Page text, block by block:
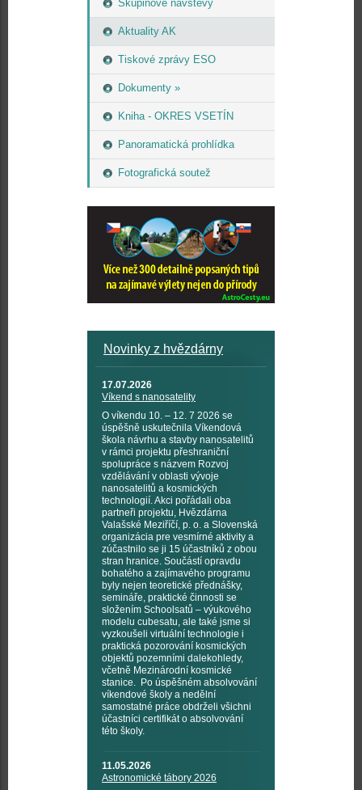
Skupinové návštěvy
Aktuality AK
Tiskové zprávy ESO
Dokumenty »
Kniha - OKRES VSETÍN
Panoramatická prohlídka
Fotografická soutež
Novinky z hvězdárny
17.07.2026
Víkend s nanosatelity
O víkendu 10. – 12. 7 2026 se
úspěšně uskutečnila Víkendová
škola návrhu a stavby nanosatelitů
v rámci projektu přeshraniční
spolupráce s názvem Rozvoj
vzdělávání v oblasti vývoje
nanosatelitů a kosmických
technologií. Akci pořádali oba
partneři projektu, Hvězdárna
Valašské Meziříčí, p. o. a Slovenská
organizácia pre vesmírné aktivity a
zúčastnilo se ji 15 účastníků z obou
stran hranice. Součástí opravdu
bohatého a zajímavého programu
byly nejen teoretické přednášky,
semináře, praktické činnosti se
složením Schoolsatů – výukového
modelu cubesatu, ale také jsme si
vyzkoušeli virtuální technologie i
praktická pozorování kosmických
objektů pozemními dalekohledy,
včetně Mezinárodní kosmické
stanice. Po úspěšném absolvování
víkendové školy a nedělní
samostatné práce obdrželi všichni
účastníci certifikát o absolvování
této školy.
11.05.2026
Astronomické tábory 2026